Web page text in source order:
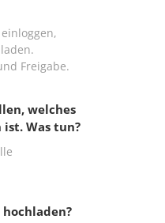
Freigabe.
welches
Was tun?